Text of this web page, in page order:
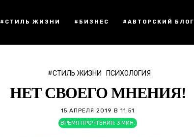
#СТИЛЬ ЖИЗНИ #БИЗНЕС #АВТОРСКИЙ БЛОГ
#СТИЛЬ ЖИЗНИ ПСИХОЛОГИЯ
НЕТ СВОЕГО МНЕНИЯ!
15 АПРЕЛЯ 2019 В 11:51
ВРЕМЯ ПРОЧТЕНИЯ: 3 МИН.